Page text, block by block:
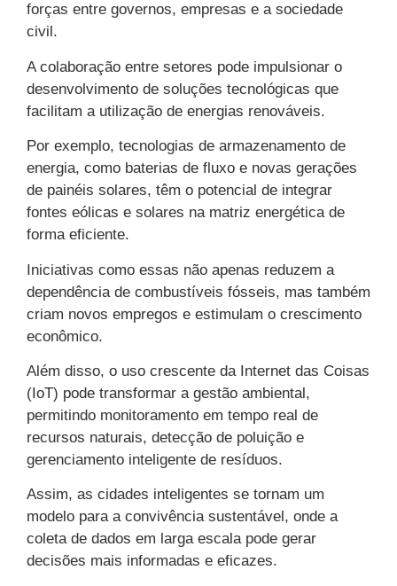
forças entre governos, empresas e a sociedade
civil.
A colaboração entre setores pode impulsionar o
desenvolvimento de soluções tecnológicas que
facilitam a utilização de energias renováveis.
Por exemplo, tecnologias de armazenamento de
energia, como baterias de fluxo e novas gerações
de painéis solares, têm o potencial de integrar
fontes eólicas e solares na matriz energética de
forma eficiente.
Iniciativas como essas não apenas reduzem a
dependência de combustíveis fósseis, mas também
criam novos empregos e estimulam o crescimento
econômico.
Além disso, o uso crescente da Internet das Coisas
(IoT) pode transformar a gestão ambiental,
permitindo monitoramento em tempo real de
recursos naturais, detecção de poluição e
gerenciamento inteligente de resíduos.
Assim, as cidades inteligentes se tornam um
modelo para a convivência sustentável, onde a
coleta de dados em larga escala pode gerar
decisões mais informadas e eficazes.